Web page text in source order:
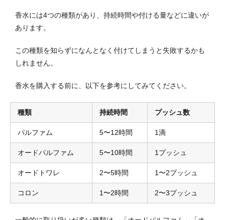
香水には4つの種類があり、持続時間や付ける量などに違いが
あります。
この種類を知らずになんとなく付けてしまうと失敗するかも
しれません。
香水を購入する前に、以下を参考にしてみてください。
種類 持続時間 プッシュ数
パルファム 5〜12時間 1滴
オードパルファム 5〜10時間 1プッシュ
オードトワレ 2〜5時間 1〜2プッシュ
コロン 1〜2時間 2〜3プッシュ